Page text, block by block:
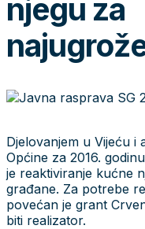
njegu za
Djelovanjem u Vijeću i
Općine za 2016.
je reaktiviranje kućne
građane. Za potrebe
povećan je grant
biti realizator.